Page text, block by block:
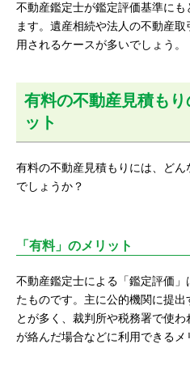
不動産鑑定士が鑑定評価基準に
ます。遺産相続や法人の不動産
用されるケースが多いでしょう。
有料の不動産見積も
ット
有料の不動産見積もりには、ど
でしょうか？
「有料」のメリット
不動産鑑定士による「鑑定評価
たものです。主に公的機関に提
とが多く、裁判所や税務署で使
が絡んだ場合などに利用できるメ